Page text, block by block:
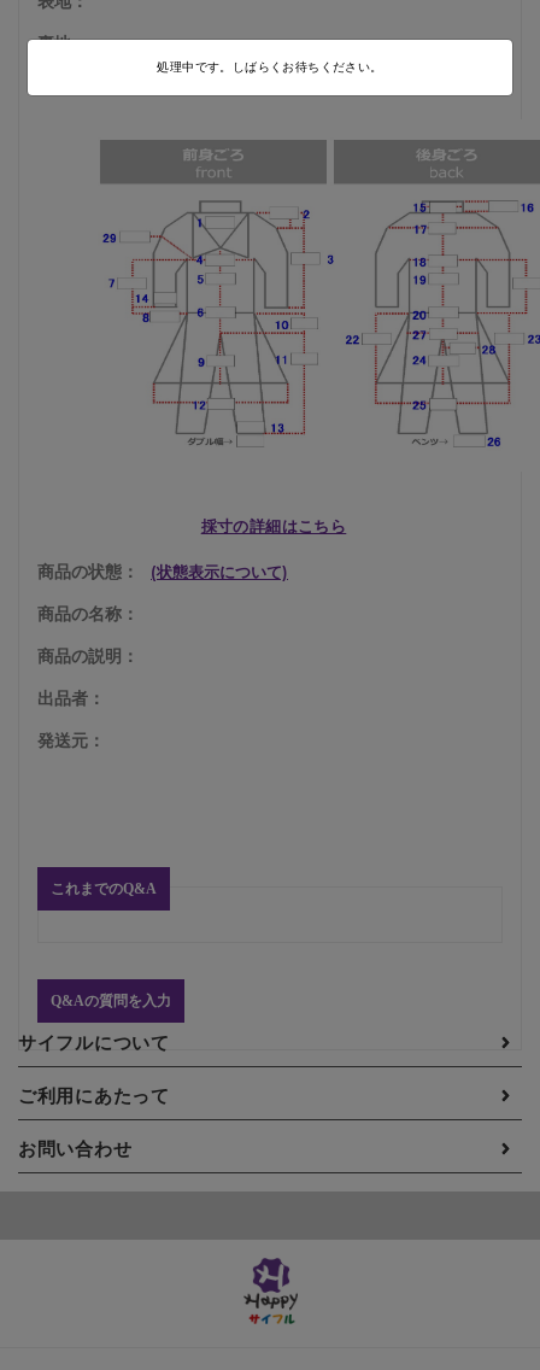
裏地：
M
採寸の詳細はこちら
商品の状態： (状態表示について)
商品の名称：
商品の説明：
出品者：
発送元：
これまでのQ&A
Q&Aの質問を入力
サイフルについて
ご利用にあたって
お問い合わせ
処理中です。しばらくお待ちください。